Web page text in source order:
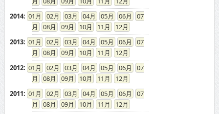
01 02 03 04 05 06
08
09 10 11
12
01 02 03 04 05 06
08
09 10 11
12
01 02 03 04 05 06
08
09 10 11
12
01 02 03 04 05 06
08
09 10 11
12
01 02 03 04 05 06